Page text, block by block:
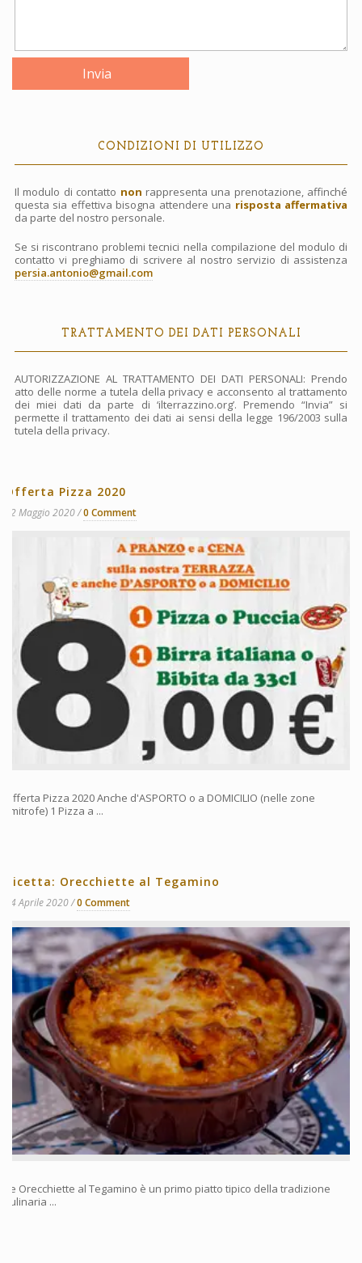
CONDIZIONI DI UTILIZZO
Il modulo di contatto non rappresenta una prenotazione, affinché
questa sia effettiva bisogna attendere una risposta affermativa
da parte del nostro personale.
Se si riscontrano problemi tecnici nella compilazione del modulo di
contatto vi preghiamo di scrivere al nostro servizio di assistenza
persia.antonio@gmail.com
TRATTAMENTO DEI DATI PERSONALI
AUTORIZZAZIONE AL TRATTAMENTO DEI DATI PERSONALI: Prendo
atto delle norme a tutela della privacy e acconsento al trattamento
dei miei dati da parte di ‘ilterrazzino.org’. Premendo “Invia” si
permette il trattamento dei dati ai sensi della legge 196/2003 sulla
tutela della privacy.
Offerta Pizza 2020
22 Maggio 2020 0 Comment
Offerta Pizza 2020 Anche d'ASPORTO o a DOMICILIO (nelle zone
limitrofe) 1 Pizza a ...
Ricetta: Orecchiette al Tegamino
14 Aprile 2020 0 Comment
Le Orecchiette al Tegamino è un primo piatto tipico della tradizione
culinaria ...